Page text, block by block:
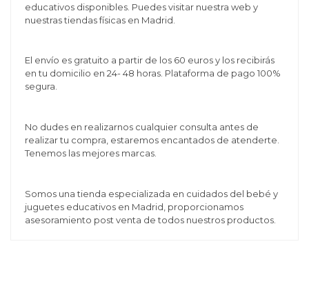
educativos disponibles. Puedes visitar nuestra web y
nuestras tiendas físicas en Madrid.
El envío es gratuito a partir de los 60 euros y los recibirás
en tu domicilio en 24- 48 horas. Plataforma de pago 100%
segura.
No dudes en realizarnos cualquier consulta antes de
realizar tu compra, estaremos encantados de atenderte.
Tenemos las mejores marcas.
Somos una tienda especializada en cuidados del bebé y
juguetes educativos en Madrid, proporcionamos
asesoramiento post venta de todos nuestros productos.